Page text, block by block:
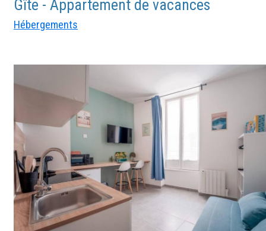
Gîte - Appartement de vacances
Hébergements